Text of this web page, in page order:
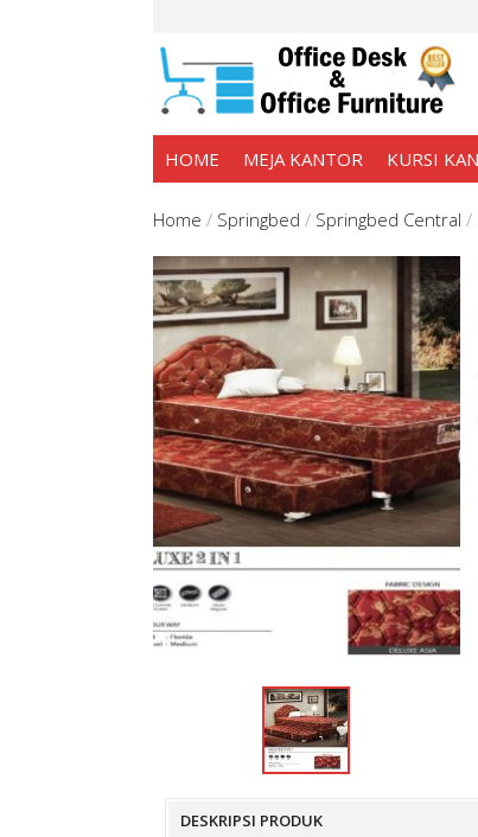
HOME MEJA KANTOR KURSI
Home / Springbed / Springbed Central /
DESKRIPSI PRODUK